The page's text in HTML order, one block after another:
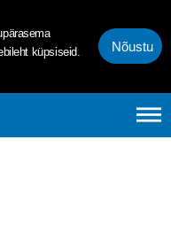
küpsiseid.
Nõustu